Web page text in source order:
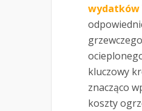
wydatków
kluczowy
znacząco
koszty